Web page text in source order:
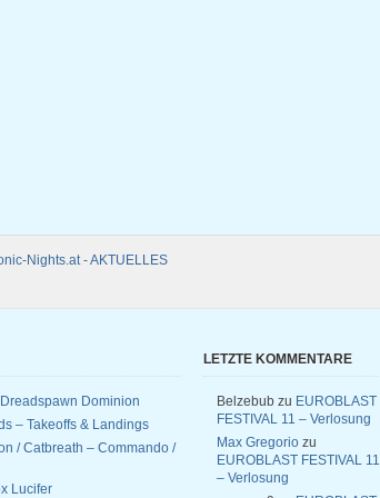
Dominion
– Takeoffs & Landings
/ Catbreath – Commando /
Lucifer
LETZTE KOMMENTARE
Belzebub zu EUROBLAST
FESTIVAL 11 – Verlosung
Max Gregorio zu
EUROBLAST FESTIVAL 11
– Verlosung